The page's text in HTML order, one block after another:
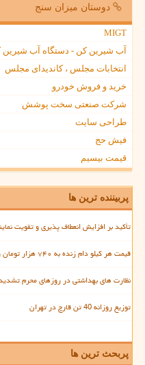
دوستان میزان سنج
MIGT
آب شیرین کن - دستگاه آب شیرین
انتخابات مجلس ، کاندیدای مجلس
خرید و فروش خودرو
شرکت صنعتی سخت پوشش
طراحی سایت
فیش حج
قیمت بیسیم
پربیننده ترین ها
تأکید بر افزایش انعطاف پذیری و تقویت
قیمت هر کیلو دام زنده به ۷۴۰ هزار تومان رسید
نظارت های بهداشتی در روزهای محرم
توزیع روزانه 40 تن قارچ در تهران
پربحث ترین ها